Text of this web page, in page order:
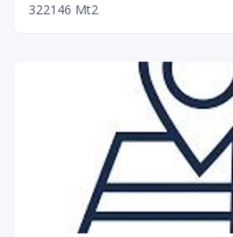
322146 Mt2